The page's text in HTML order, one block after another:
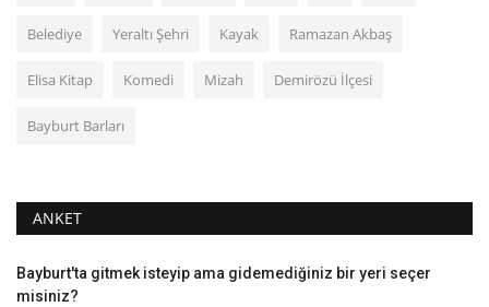
Belediye Yeraltı Şehri Kayak Ramazan Akbaş
Elisa Kitap Komedi Mizah Demirözü İlçesi
Bayburt Barları
ANKET
Bayburt'ta gitmek isteyip ama gidemediğiniz bir yeri seçer
misiniz?